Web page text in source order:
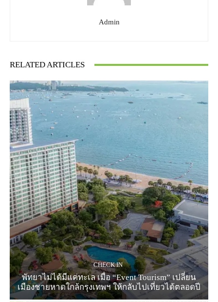
Admin
RELATED ARTICLES
CHECK IN
พัทยาไม่ได้มีแค่ทะเล เมื่อ “Event Tourism” เปลี่ยน
เมืองชายหาดใกล้กรุงเทพฯ ให้กลับไปเที่ยวได้ตลอดปี